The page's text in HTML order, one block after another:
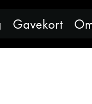
Gavekort